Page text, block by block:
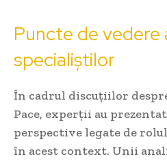
Puncte de vedere
specialiștilor
În cadrul discuțiilor
Pace, experții au
perspective legate de
în acest context. Unii